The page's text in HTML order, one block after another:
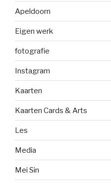
Apeldoorn
Eigen werk
fotografie
Instagram
Kaarten
Kaarten Cards & Arts
Les
Media
Mei Sin